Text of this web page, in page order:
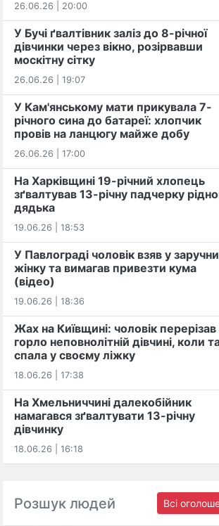
26.06.26 | 20:00
У Бучі ґвалтівник заліз до 8-річної
дівчинки через вікно, розірвавши
москітну сітку
26.06.26 | 19:07
У Кам'янському мати прикувала 7-
річного сина до батареї: хлопчик
провів на ланцюгу майже добу
26.06.26 | 17:00
На Харківщині 19-річний хлопець​
️зґвалтував 13-річну падчерку
дядька
19.06.26 | 18:53
У Павлограді чоловік взяв у
жінку та вимагав привезти кума
(відео)
19.06.26 | 18:36
Жах на Київщині: чоловік перерізав
горло неповнолітній дівчині, коли
спала у своєму ліжку
18.06.26 | 17:38
На Хмельниччині далекобійник
намагався зґвалтувати 13-річну
дівчинку
18.06.26 | 16:18
Розшук людей Всі